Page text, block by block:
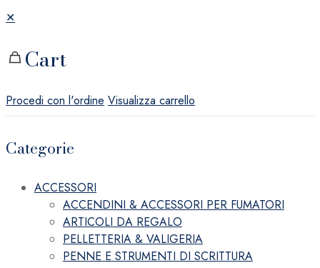
✕
Cart
Procedi con l'ordine Visualizza carrello
Categorie
ACCESSORI
ACCENDINI & ACCESSORI PER FUMATORI
ARTICOLI DA REGALO
PELLETTERIA & VALIGERIA
PENNE E STRUMENTI DI SCRITTURA